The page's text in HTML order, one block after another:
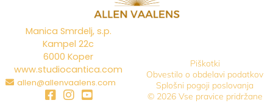
Manica Smrdelj, s.p.
Kampel 22c
6000 Koper
www.studiocantica.com
allen@allenvaalens.com
Piškotki
Obvestilo o obdelavi podatkov
Splošni pogoji poslovanja
© 2026 Vse pravice pridržane